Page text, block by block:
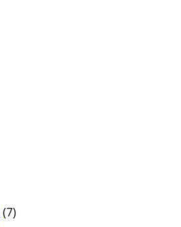
(7)